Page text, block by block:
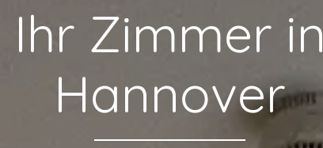
Ihr Zimmer in
Hannover